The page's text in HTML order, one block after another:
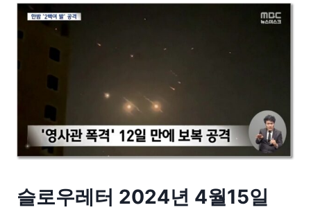
슬로우레터 2024년 4월15일